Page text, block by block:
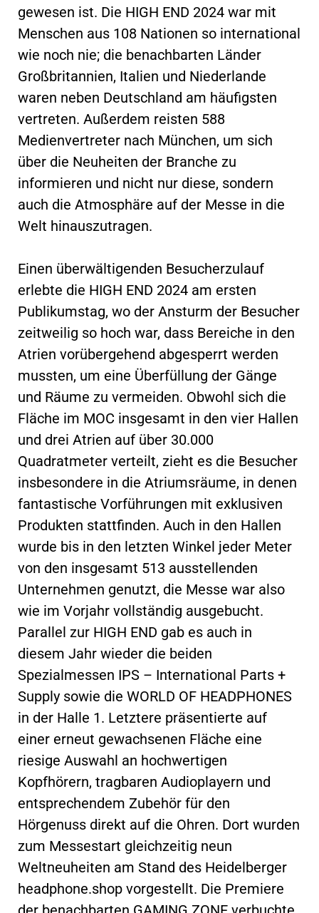
gewesen ist. Die HIGH END 2024 war mit
Menschen aus 108 Nationen so international
wie noch nie; die benachbarten Länder
Großbritannien, Italien und Niederlande
waren neben Deutschland am häufigsten
vertreten. Außerdem reisten 588
Medienvertreter nach München, um sich
über die Neuheiten der Branche zu
informieren und nicht nur diese, sondern
auch die Atmosphäre auf der Messe in die
Welt hinauszutragen.
Einen überwältigenden Besucherzulauf
erlebte die HIGH END 2024 am ersten
Publikumstag, wo der Ansturm der Besucher
zeitweilig so hoch war, dass Bereiche in den
Atrien vorübergehend abgesperrt werden
mussten, um eine Überfüllung der Gänge
und Räume zu vermeiden. Obwohl sich die
Fläche im MOC insgesamt in den vier Hallen
und drei Atrien auf über 30.000
Quadratmeter verteilt, zieht es die Besucher
insbesondere in die Atriumsräume, in denen
fantastische Vorführungen mit exklusiven
Produkten stattfinden. Auch in den Hallen
wurde bis in den letzten Winkel jeder Meter
von den insgesamt 513 ausstellenden
Unternehmen genutzt, die Messe war also
wie im Vorjahr vollständig ausgebucht.
Parallel zur HIGH END gab es auch in
diesem Jahr wieder die beiden
Spezialmessen IPS – International Parts +
Supply sowie die WORLD OF HEADPHONES
in der Halle 1. Letztere präsentierte auf
einer erneut gewachsenen Fläche eine
riesige Auswahl an hochwertigen
Kopfhörern, tragbaren Audioplayern und
entsprechendem Zubehör für den
Hörgenuss direkt auf die Ohren. Dort wurden
zum Messestart gleichzeitig neun
Weltneuheiten am Stand des Heidelberger
headphone.shop vorgestellt. Die Premiere